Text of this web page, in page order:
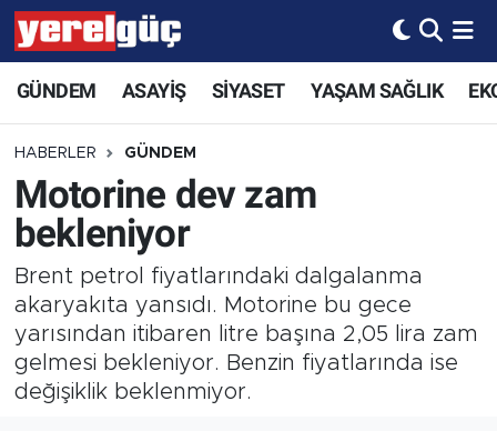
GÜNDEM ASAYİŞ SİYASET YAŞAM SAĞLIK
HABERLER GÜNDEM
Motorine dev zam
bekleniyor
Brent petrol fiyatlarındaki dalgalanma
akaryakıta yansıdı. Motorine bu gece
yarısından itibaren litre başına 2,05 lira zam
gelmesi bekleniyor. Benzin fiyatlarında ise
değişiklik beklenmiyor.